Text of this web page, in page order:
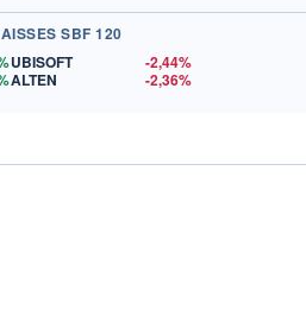
SBF 120
UBISOFT
-2,44%
ALTEN
-2,36%